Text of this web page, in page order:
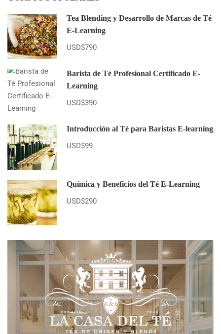
Tea Blending y Desarrollo de Marcas de Té
E-Learning
USD$790
Barista de Té Profesional Certificado E-
Learning
USD$390
Introducción al Té para Baristas E-learning
USD$99
Química y Beneficios del Té E-Learning
USD$290